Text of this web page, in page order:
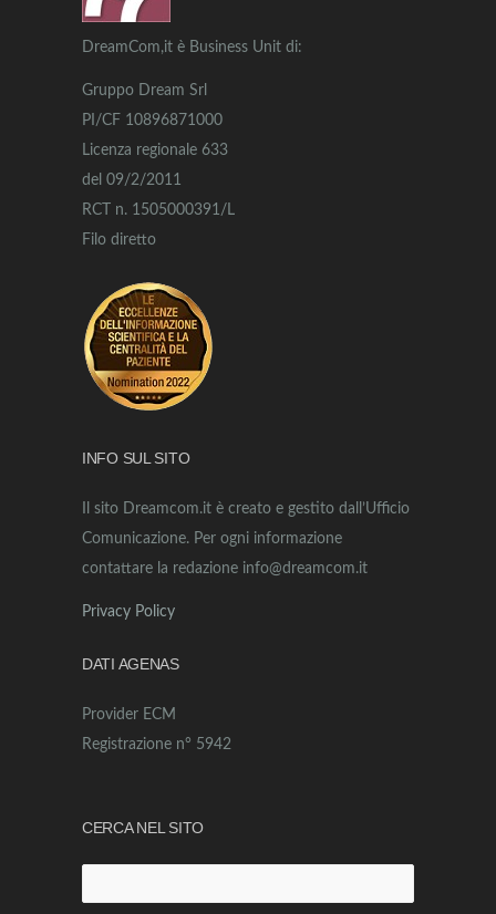
DreamCom,it è Business Unit di:
Gruppo Dream Srl
PI/CF 10896871000
Licenza regionale 633
del 09/2/2011
RCT n. 1505000391/L
Filo diretto
INFO SUL SITO
Il sito Dreamcom.it è creato e gestito dall’Ufficio
Comunicazione. Per ogni informazione
contattare la redazione info@dreamcom.it
Privacy Policy
DATI AGENAS
Provider ECM
Registrazione n° 5942
CERCA NEL SITO
per: